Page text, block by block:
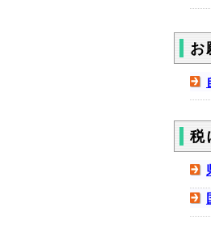
お
税